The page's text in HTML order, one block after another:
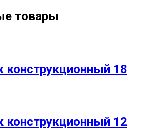
товары
конструкционный 18
конструкционный 12